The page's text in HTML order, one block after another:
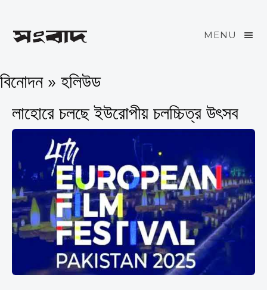
MENU
বিনোদন » হলিউড
লাহোরে চলছে ইউরোপীয় চলচ্চিত্র উৎসব